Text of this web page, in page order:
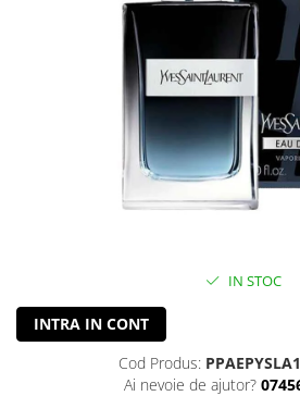
IN STOC
INTRA IN CONT
Cod Produs:
Ai nevoie de ajutor?